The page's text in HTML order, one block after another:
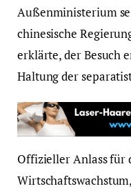
Außenministerium
chinesische
erklärte, der Besuch
Haltung der
Offizieller Anlass für